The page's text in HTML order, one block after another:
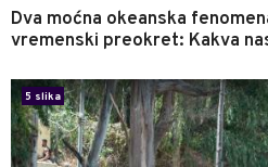
Dva moćna okeanska
vremenski preokret: Kakva
5 slika